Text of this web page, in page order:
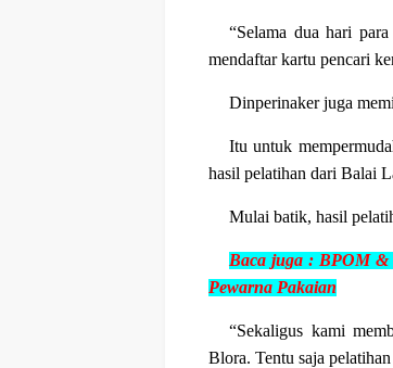
“Selama dua hari
mendaftar kartu pencari
Dinperinaker juga
Itu untuk
hasil pelatihan dari Balai
Mulai batik, hasil
Baca juga : BPOM &
Pewarna Pakaian
“Sekaligus kami
Blora. Tentu saja